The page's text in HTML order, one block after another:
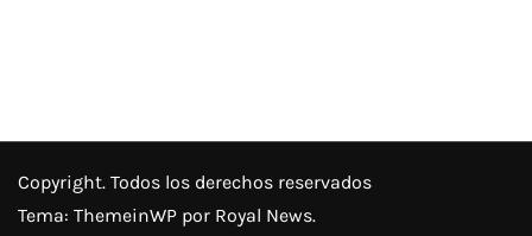
Copyright. Todos los derechos reservados
Tema: ThemeinWP por Royal News.